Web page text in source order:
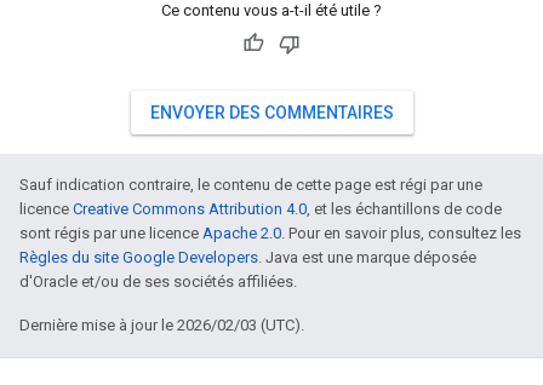
Ce contenu vous a-t-il été utile ?
ENVOYER DES COMMENTAIRES
Sauf indication contraire, le contenu de cette page est régi par une
licence Creative Commons Attribution 4.0, et les échantillons de code
sont régis par une licence Apache 2.0. Pour en savoir plus, consultez les
Règles du site Google Developers. Java est une marque déposée
d'Oracle et/ou de ses sociétés affiliées.
Dernière mise à jour le 2026/02/03 (UTC).